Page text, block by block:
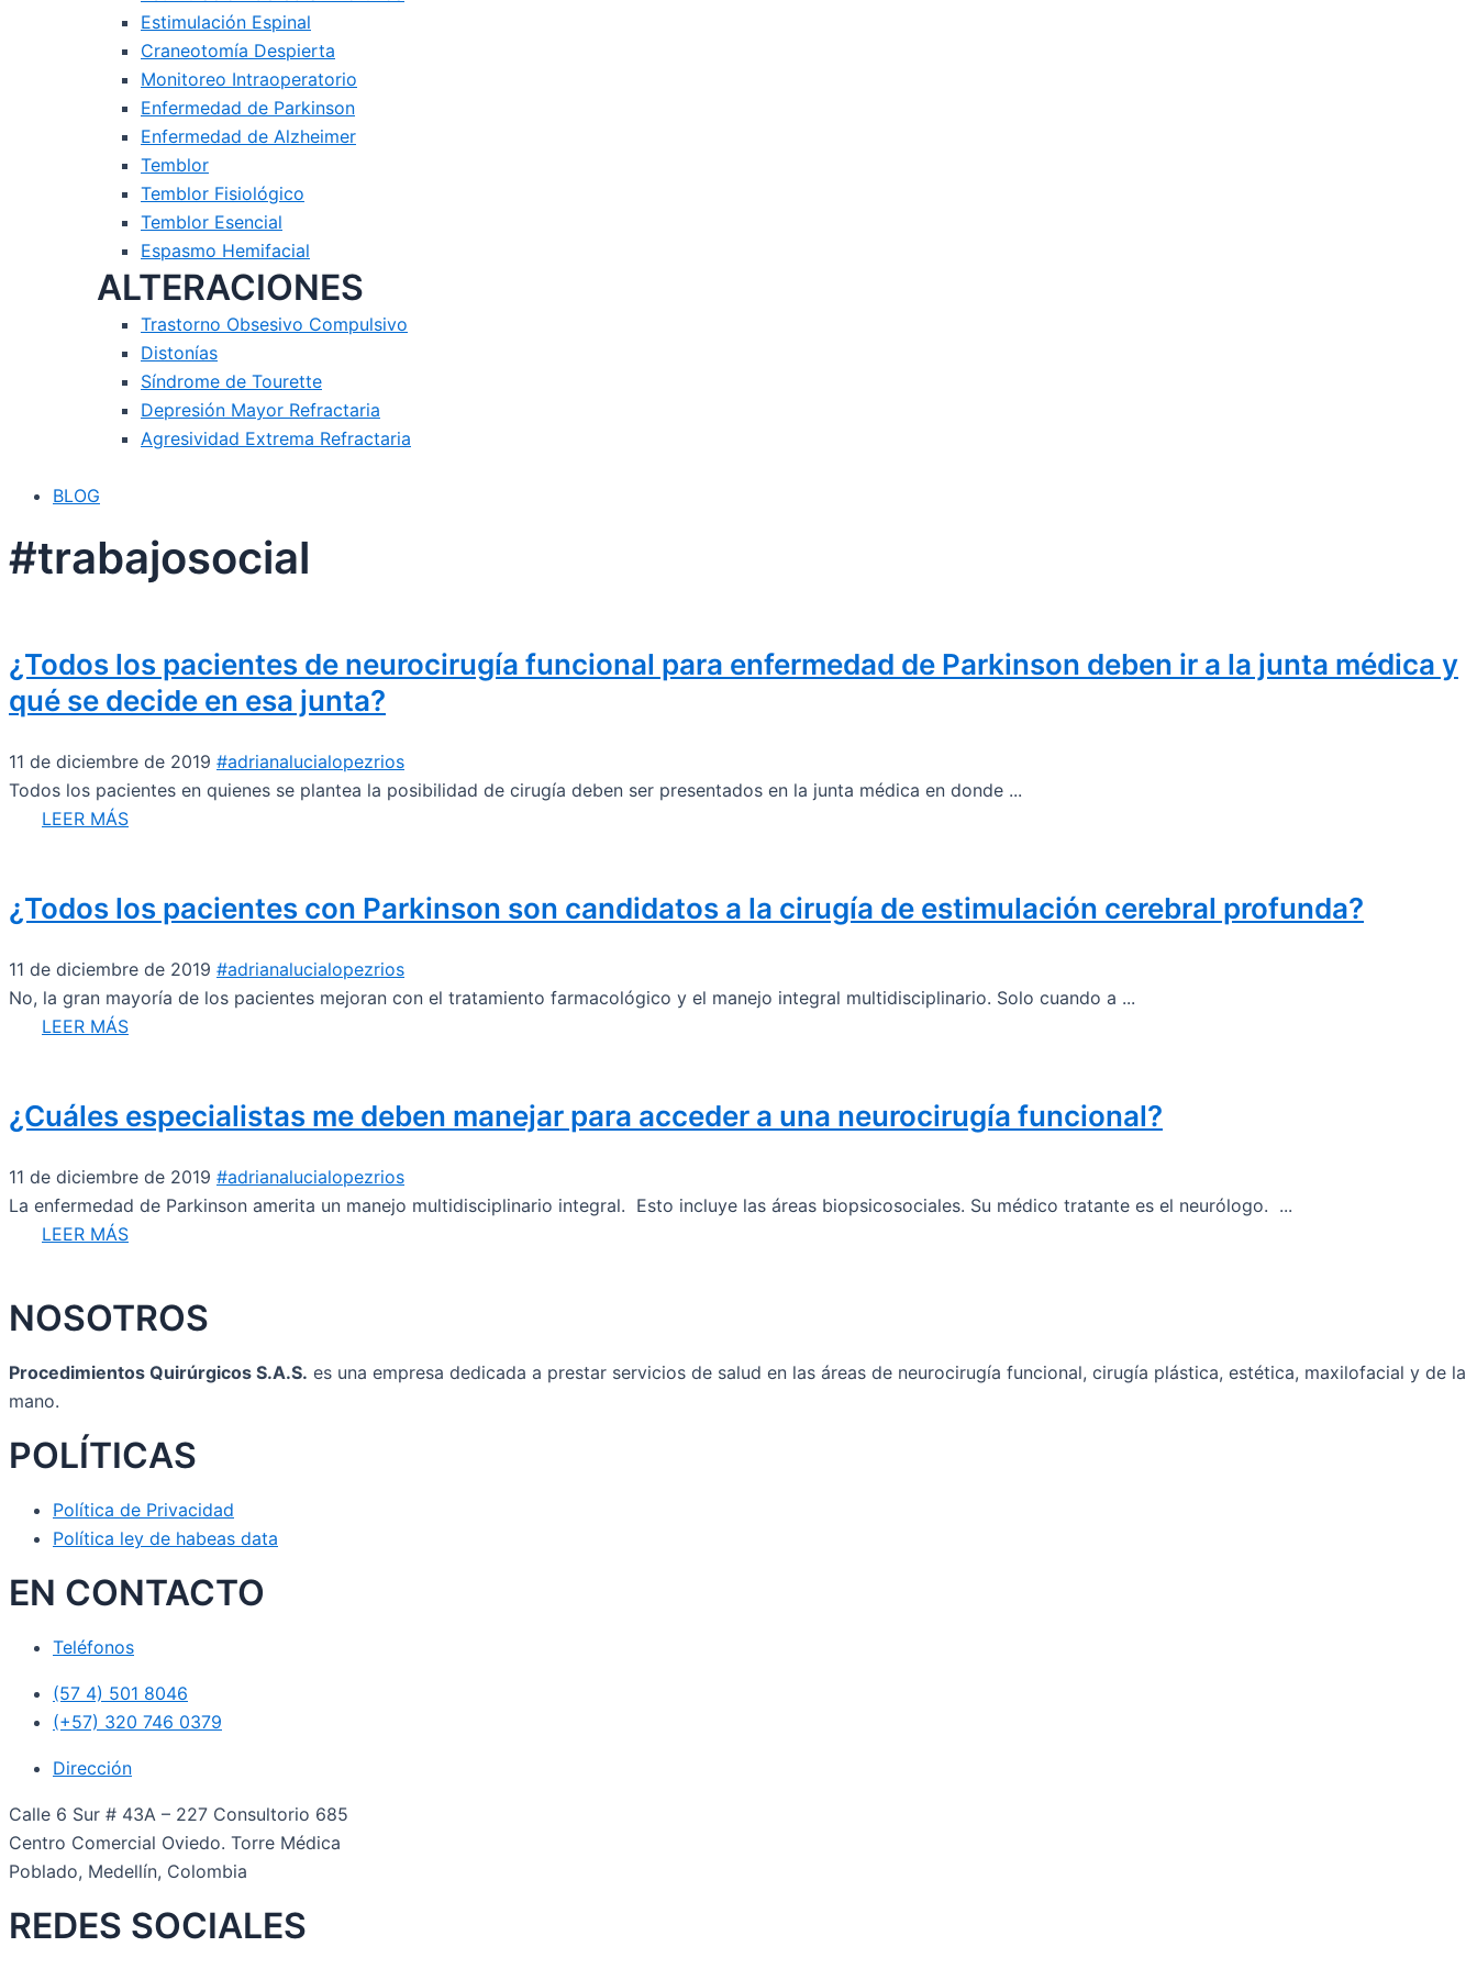
Estimulación Espinal
Craneotomía Despierta
Monitoreo Intraoperatorio
Enfermedad de Parkinson
Enfermedad de Alzheimer
Temblor
Temblor Fisiológico
Temblor Esencial
Espasmo Hemifacial
ALTERACIONES
Trastorno Obsesivo Compulsivo
Distonías
Síndrome de Tourette
Depresión Mayor Refractaria
Agresividad Extrema Refractaria
BLOG
#trabajosocial
¿Todos los pacientes de neurocirugía funcional para enfermedad de Parkinson deben ir a la junta médica y
qué se decide en esa junta?
11 de diciembre de 2019 #adrianalucialopezrios
Todos los pacientes en quienes se plantea la posibilidad de cirugía deben ser presentados en la junta médica en donde ...
LEER MÁS
¿Todos los pacientes con Parkinson son candidatos a la cirugía de estimulación cerebral profunda?
11 de diciembre de 2019 #adrianalucialopezrios
No, la gran mayoría de los pacientes mejoran con el tratamiento farmacológico y el manejo integral multidisciplinario. Solo cuando a ...
LEER MÁS
¿Cuáles especialistas me deben manejar para acceder a una neurocirugía funcional?
11 de diciembre de 2019 #adrianalucialopezrios
La enfermedad de Parkinson amerita un manejo multidisciplinario integral. Esto incluye las áreas biopsicosociales. Su médico tratante es el neurólogo. ...
LEER MÁS
NOSOTROS
Procedimientos Quirúrgicos S.A.S. es una empresa dedicada a prestar servicios de salud en las áreas de neurocirugía funcional, cirugía plástica, estética, maxilofacial y de la
mano.
POLÍTICAS
Política de Privacidad
Política ley de habeas data
EN CONTACTO
Teléfonos
(57 4) 501 8046
(+57) 320 746 0379
Dirección
Calle 6 Sur # 43A – 227 Consultorio 685
Centro Comercial Oviedo. Torre Médica
Poblado, Medellín, Colombia
REDES SOCIALES